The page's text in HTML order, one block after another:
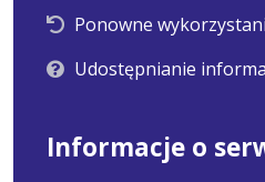
Ponowne
Udostępnianie
Informacje o